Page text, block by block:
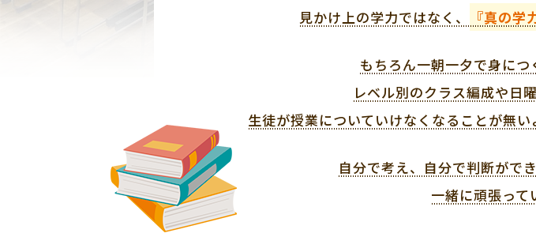
見かけ上の学力ではなく、
『真の学
もちろん一朝一夕で身につ
レベル別のクラス編成や日
生徒が授業についていけなくなることが無
自分で考え、自分で判断がで
一緒に頑張って